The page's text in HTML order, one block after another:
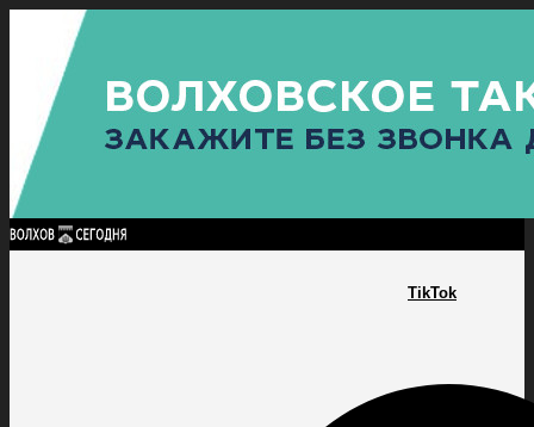
TikTok
Найти:
ГЛАВНАЯ ПОЛИТИКАПРОИСШЕСТВИЯ ПРОКУРАТУРАСПОРТ
ПОЛИТИКА
КУЛЬТУРА
ПОСЕЛЕНИЯ